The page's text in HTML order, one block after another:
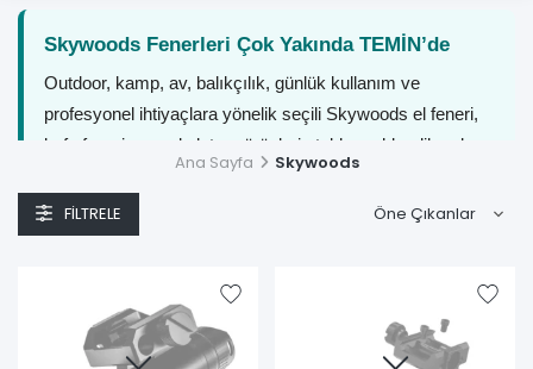
Skywoods Fenerleri Çok Yakında TEMİN’de
Outdoor, kamp, av, balıkçılık, günlük kullanım ve
profesyonel ihtiyaçlara yönelik seçili Skywoods el feneri,
kafa feneri ve aydınlatma ürünleri stoklara eklendikçe bu
Taktik ve Dalış İçin Güçlü
Aydınlatma
Ana Sayfa Skywoods
FILTRELE